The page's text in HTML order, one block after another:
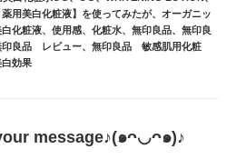
薬用美白化粧液】を使ってみたが、
オーガニッ
化粧液、 使用感、 化粧水、 無印良品、 無印良
印良品 レビュー、 無印良品 敏感肌用化粧
白効果
message♪(๑ᴖ◡ᴖ๑)♪